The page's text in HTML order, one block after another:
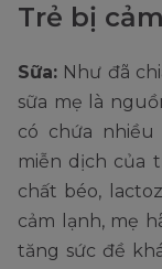
Trẻ bị
Sữa: Như đã
sữa mẹ là
có chứa
miễn dịch của
chất béo,
cảm lạnh, mẹ
tăng sức đề